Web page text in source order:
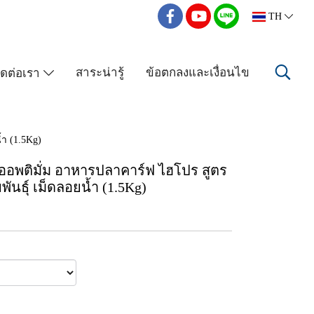
TH
ต่อเรา สาระน่ารู้ ข้อตกลงและเงื่อนไข
(1.5Kg)
ออพติมั่ม อาหารปลาคาร์ฟ ไฮโปร สูตร
นธุ์ เม็ดลอยน้ำ (1.5Kg)